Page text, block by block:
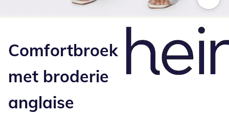
Comfortbroek
met broderie
anglaise